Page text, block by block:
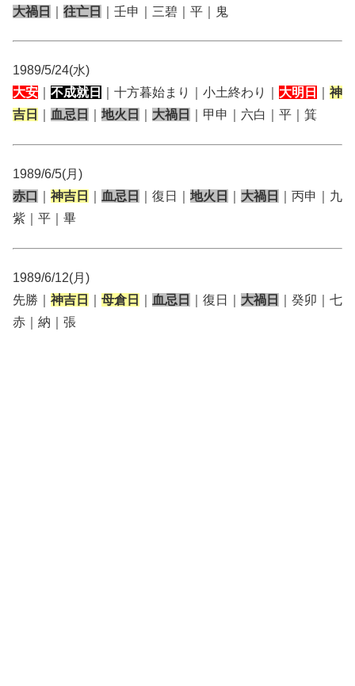
大禍日 往亡日 ｜壬申｜三碧｜平｜鬼
1989/5/24(水)
大安
不成就日 ｜十方暮始まり｜小土終わり｜ 大明日
神
吉日
血忌日 地火日 大禍日 ｜甲申｜六白｜平｜箕
1989/6/5(月)
赤口
神吉日 血忌日 ｜復日｜ 地火日 大禍日
｜丙申｜九
紫｜平｜畢
1989/6/12(月)
先勝｜ 神吉日 母倉日 血忌日 ｜復日｜ 大禍日
｜癸卯｜七
赤｜納｜張